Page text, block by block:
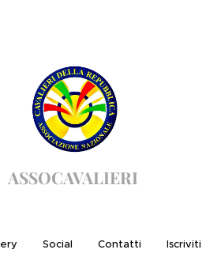
ASSOCAVALIERI
Social Contatti Iscriviti